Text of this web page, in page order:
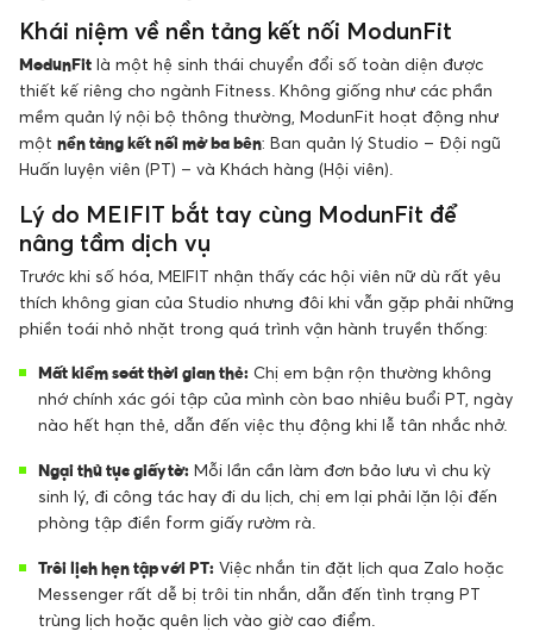
Khái niệm về nền tảng kết nối ModunFit
ModunFit là một hệ sinh thái chuyển đổi số toàn diện được
thiết kế riêng cho ngành Fitness. Không giống như các phần
mềm quản lý nội bộ thông thường, ModunFit hoạt động như
một nền tảng kết nối mở ba bên: Ban quản lý Studio – Đội ngũ
Huấn luyện viên (PT) – và Khách hàng (Hội viên).
Lý do MEIFIT bắt tay cùng ModunFit để
nâng tầm dịch vụ
Trước khi số hóa, MEIFIT nhận thấy các hội viên nữ dù rất yêu
thích không gian của Studio nhưng đôi khi vẫn gặp phải những
phiền toái nhỏ nhặt trong quá trình vận hành truyền thống:
Mất kiểm soát thời gian thẻ: Chị em bận rộn thường không
nhớ chính xác gói tập của mình còn bao nhiêu buổi PT, ngày
nào hết hạn thẻ, dẫn đến việc thụ động khi lễ tân nhắc nhở.
Ngại thủ tục giấy tờ: Mỗi lần cần làm đơn bảo lưu vì chu kỳ
sinh lý, đi công tác hay đi du lịch, chị em lại phải lặn lội đến
phòng tập điền form giấy rườm rà.
Trôi lịch hẹn tập với PT: Việc nhắn tin đặt lịch qua Zalo hoặc
Messenger rất dễ bị trôi tin nhắn, dẫn đến tình trạng PT
trùng lịch hoặc quên lịch vào giờ cao điểm.